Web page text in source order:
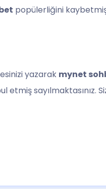
popülerliğini
yazarak mynet
etmiş sayılmaktasınız.